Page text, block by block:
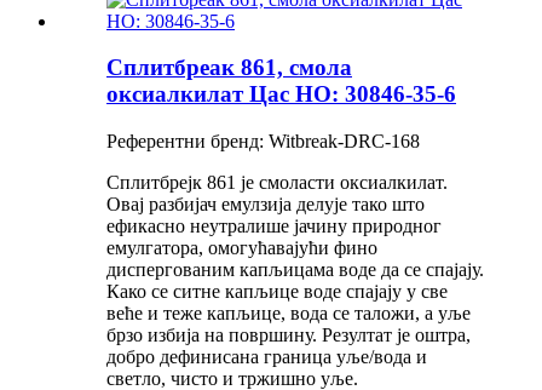
Сплитбреак 861, смола
оксиалкилат Цас НО: 30846-35-6
Референтни бренд: Witbreak-DRC-168
Сплитбрејк 861 је смоласти оксиалкилат.
Овај разбијач емулзија делује тако што
ефикасно неутралише јачину природног
емулгатора, омогућавајући фино
диспергованим капљицама воде да се спајају.
Како се ситне капљице воде спајају у све
веће и теже капљице, вода се таложи, а уље
брзо избија на површину. Резултат је оштра,
добро дефинисана граница уље/вода и
светло, чисто и тржишно уље.